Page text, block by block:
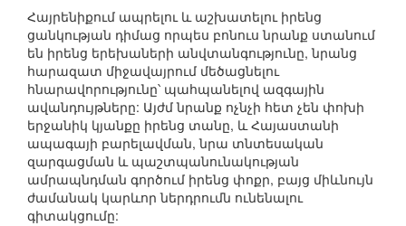
Հայրենիքում ապրելու և աշխատելու իրենց
ցանկության դիմաց որպես բոնուս նրանք ստանում
են իրենց երեխաների անվտանգությունը, նրանց
հարազատ միջավայրում մեծացնելու
հնարավորությունը՝ պահպանելով ազգային
ավանդույթները: Այժմ նրանք ոչնչի հետ չեն փոխի
երջանիկ կյանքը իրենց տանը, և Հայաստանի
ապագայի բարելավման, նրա տնտեսական
զարգացման և պաշտպանունակության
ամրապնդման գործում իրենց փոքր, բայց միևնույն
ժամանակ կարևոր ներդրումն ունենալու
գիտակցումը: